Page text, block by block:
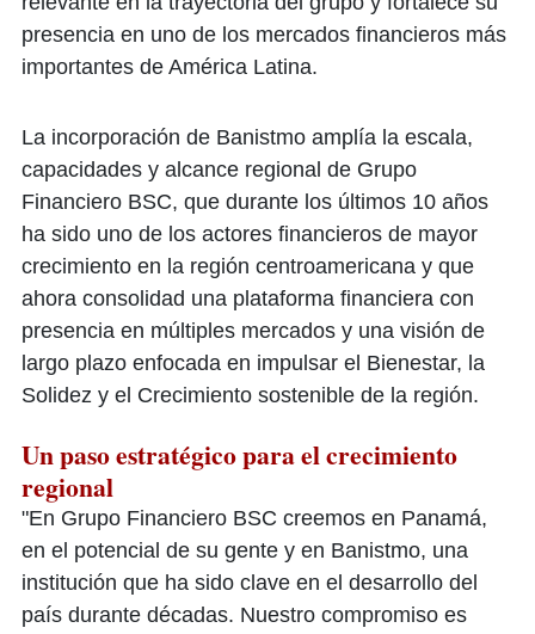
presencia en uno de los mercados financieros más
importantes de América Latina.
La incorporación de Banistmo amplía la escala,
capacidades y alcance regional de Grupo
Financiero BSC, que durante los últimos 10 años
ha sido uno de los actores financieros de mayor
crecimiento en la región centroamericana y que
ahora consolidad una plataforma financiera con
presencia en múltiples mercados y una visión de
largo plazo enfocada en impulsar el Bienestar, la
Solidez y el Crecimiento sostenible de la región.
Un paso estratégico para el crecimiento
regional
"En Grupo Financiero BSC creemos en Panamá,
en el potencial de su gente y en Banistmo, una
institución que ha sido clave en el desarrollo del
país durante décadas. Nuestro compromiso es